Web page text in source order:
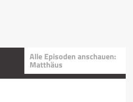
Alle Episoden anschauen:
Matthäus